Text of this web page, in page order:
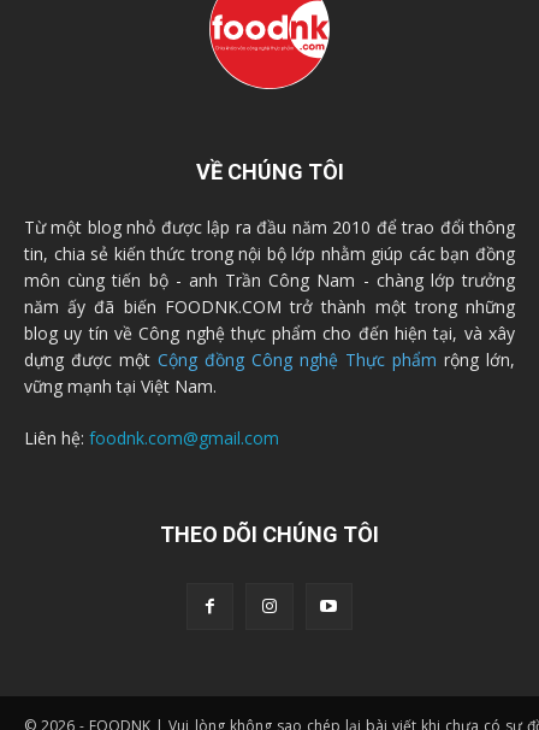
VỀ CHÚNG TÔI
Từ một blog nhỏ được lập ra đầu năm 2010 để trao đổi thông
tin, chia sẻ kiến thức trong nội bộ lớp nhằm giúp các bạn đồng
môn cùng tiến bộ - anh Trần Công Nam - chàng lớp trưởng
năm ấy đã biến FOODNK.COM trở thành một trong những
blog uy tín về Công nghệ thực phẩm cho đến hiện tại, và xây
dựng được một Cộng đồng Công nghệ Thực phẩm rộng lớn,
vững mạnh tại Việt Nam.
Liên hệ: foodnk.com@gmail.com
THEO DÕI CHÚNG TÔI